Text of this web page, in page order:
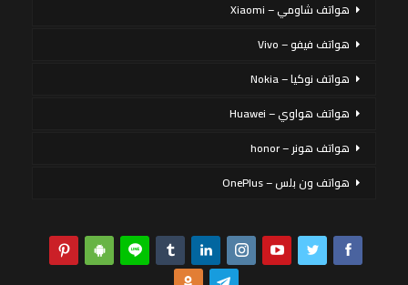
هواتف شاومي – Xiaomi
هواتف فيفو – Vivo
هواتف نوكيا – Nokia
هواتف هواوي – Huawei
هواتف هونر – honor
هواتف ون بلس – OnePlus